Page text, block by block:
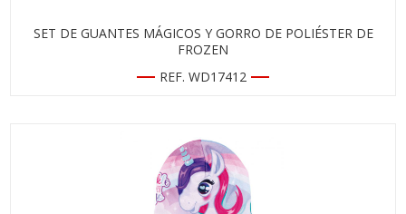
SET DE GUANTES MÁGICOS Y GORRO DE POLIÉSTER DE
FROZEN
REF. WD17412